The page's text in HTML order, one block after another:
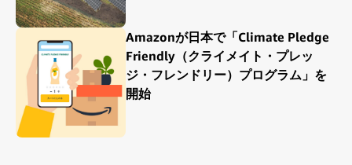
Amazonが日本で「Climate Pledge
Friendly（クライメイト・プレッ
ジ・フレンドリー）プログラム」を
開始